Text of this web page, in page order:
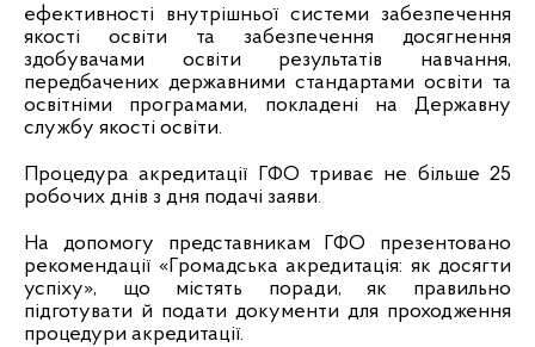
ефективності внутрішньої системи забезпечення
якості освіти та забезпечення досягнення
здобувачами освіти результатів навчання,
передбачених державними стандартами освіти та
освітніми програмами, покладені на Державну
службу якості освіти.
Процедура акредитації ГФО триває не більше 25
робочих днів з дня подачі заяви.
На допомогу представникам ГФО презентовано
рекомендації «Громадська акредитація: як досягти
успіху», що містять поради, як правильно
підготувати й подати документи для проходження
процедури акредитації.